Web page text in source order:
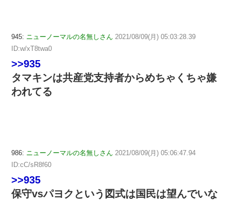
945: ニューノーマルの名無しさん 2021/08/09(月) 05:03:28.39
ID:w/xT8twa0
>>935
タマキンは共産党支持者からめちゃくちゃ嫌
われてる
986: ニューノーマルの名無しさん 2021/08/09(月) 05:06:47.94
ID:cC/sR8f60
>>935
保守vsパヨクという図式は国民は望んでいな